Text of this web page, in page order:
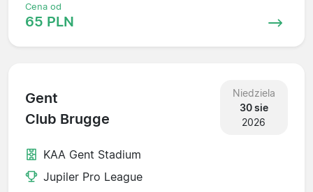
Cena od
65 PLN
Gent
Club Brugge
Niedziela
30 sie
2026
KAA Gent Stadium
Jupiler Pro League